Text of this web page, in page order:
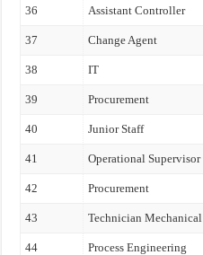
36 Assistant Controller
37 Change Agent
38 IT
39 Procurement
40 Junior Staff
41 Operational Supervisor
42 Procurement
43 Technician Mechanical
44 Process Engineering